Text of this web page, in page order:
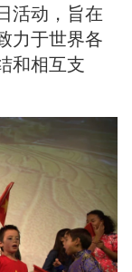
活动，旨在
力于世界各
和相互支